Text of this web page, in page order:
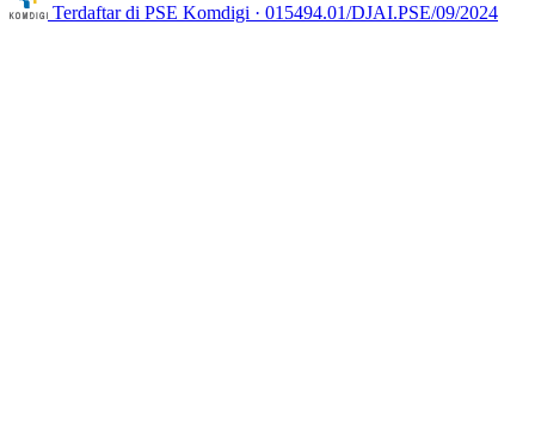
Terdaftar di PSE Komdigi · 015494.01/DJAI.PSE/09/2024